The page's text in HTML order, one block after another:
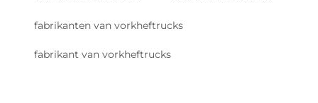
fabrikanten van vorkheftrucks
fabrikant van vorkheftrucks